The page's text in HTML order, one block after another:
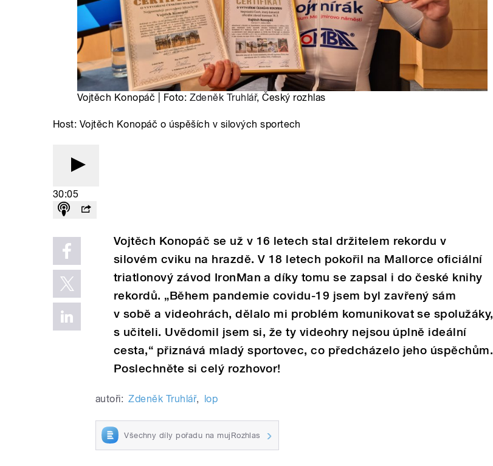
Vojtěch Konopáč | Foto: Zdeněk Truhlář, Český rozhlas
Host: Vojtěch Konopáč o úspěších v silových sportech
30:05
Vojtěch Konopáč se už v 16 letech stal držitelem rekordu v
silovém cviku na hrazdě. V 18 letech pokořil na Mallorce oficiální
triatlonový závod IronMan a díky tomu se zapsal i do české knihy
rekordů. „Během pandemie covidu-19 jsem byl zavřený sám
v sobě a videohrách, dělalo mi problém komunikovat se spolužáky,
s učiteli. Uvědomil jsem si, že ty videohry nejsou úplně ideální
cesta,“ přiznává mladý sportovec, co předcházelo jeho úspěchům.
Poslechněte si celý rozhovor!
autoři: Zdeněk Truhlář, lop
Všechny díly pořadu na mujRozhlas